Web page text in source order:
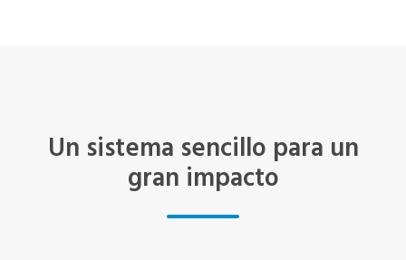
Un sistema sencillo para un
gran impacto